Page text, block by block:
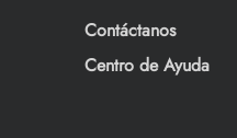
Contáctanos
Centro de Ayuda